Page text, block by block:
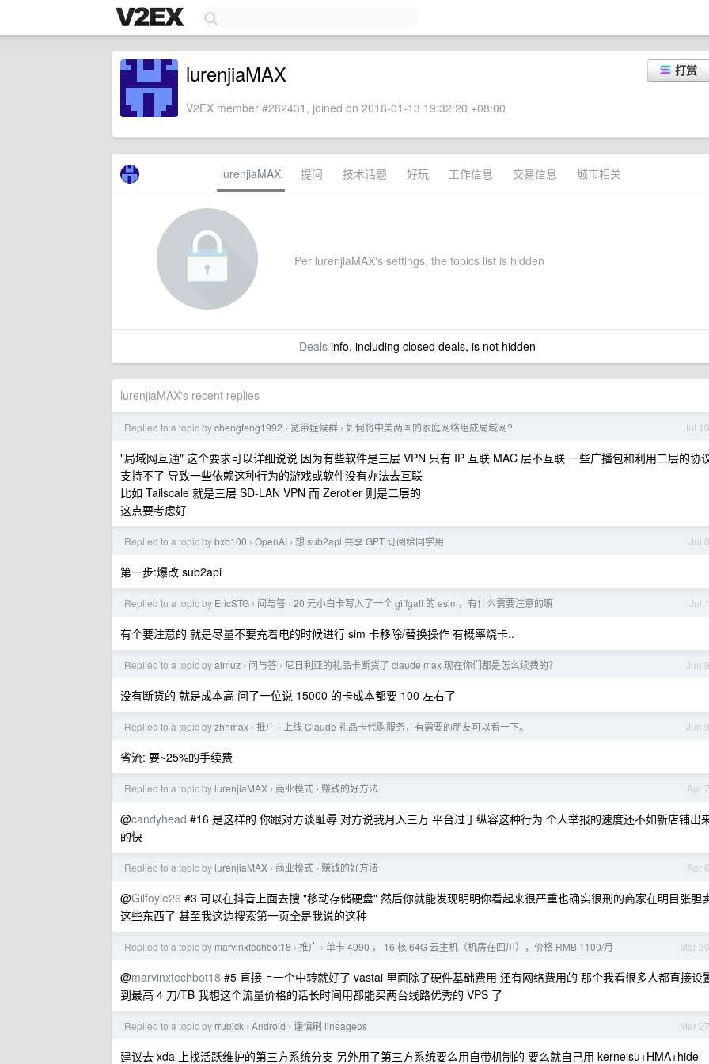
打赏
lurenjiaMAX
V2EX member #282431, joined on 2018-01-13 19:32:20 +08:00
lurenjiaMAX 提问 技术话题 好玩 工作信息 交易信息 城市相关
Per lurenjiaMAX's settings, the topics list is hidden
Dealsinfo, including closed deals, is not hidden
lurenjiaMAX's recent replies
Jul 19
Replied to a topic bychengfeng1992 › 宽带症候群 › 如何将中美两国的家庭网络组成局域网?
"局域网互通" 这个要求可以详细说说 因为有些软件是三层 VPN 只有 IP 互联 MAC 层不互联 一些广播包和利用二层的协
支持不了 导致一些依赖这种行为的游戏或软件没有办法去互联
比如 Tailscale 就是三层 SD-LAN VPN 而 Zerotier 则是二层的
这点要考虑好
Jul 8
Replied to a topic bybxb100 › OpenAI › 想 sub2api 共享 GPT 订阅给同学用
第一步:爆改 sub2api
Jul 1
Replied to a topic by EricSTG › 问与答 › 20 元小白卡写入了一个 giffgaff 的 esim，有什么需要注意的嘛
有个要注意的 就是尽量不要充着电的时候进行 sim 卡移除/替换操作 有概率烧卡..
Jun 9
Replied to a topic byaimuz › 问与答 › 尼日利亚的礼品卡断货了 claude max 现在你们都是怎么续费的？
没有断货的 就是成本高 问了一位说 15000 的卡成本都要 100 左右了
Jun 9
Replied to a topic byzhhmax › 推广 › 上线 Claude 礼品卡代购服务，有需要的朋友可以看一下。
省流: 要~25%的手续费
Apr 7
Replied to a topic by lurenjiaMAX › 商业模式 › 赚钱的好方法
@candyhead #16 是这样的 你跟对方谈耻辱 对方说我月入三万 平台过于纵容这种行为 个人举报的速度还不如新店铺出
的快
Apr 6
Replied to a topic by lurenjiaMAX › 商业模式 › 赚钱的好方法
@Gilfoyle26 #3 可以在抖音上面去搜 "移动存储硬盘" 然后你就能发现明明你看起来很严重也确实很刑的商家在明目张胆
这些东西了 甚至我这边搜索第一页全是我说的这种
Mar 30
Replied to a topic by marvinxtechbot18 › 推广 › 单卡 4090 ， 16 核 64G 云主机（机房在四川），价格 RMB 1100/月
@marvinxtechbot18 #5 直接上一个中转就好了 vastai 里面除了硬件基础费用 还有网络费用的 那个我看很多人都直接设
到最高 4 刀/TB 我想这个流量价格的话长时间用都能买两台线路优秀的 VPS 了
Mar 27
Replied to a topic by rrubick › Android › 谨慎刷 lineageos
建议去 xda 上找活跃维护的第三方系统分支 另外用了第三方系统要么用自带机制的 要么就自己用 kernelsu+HMA+hide